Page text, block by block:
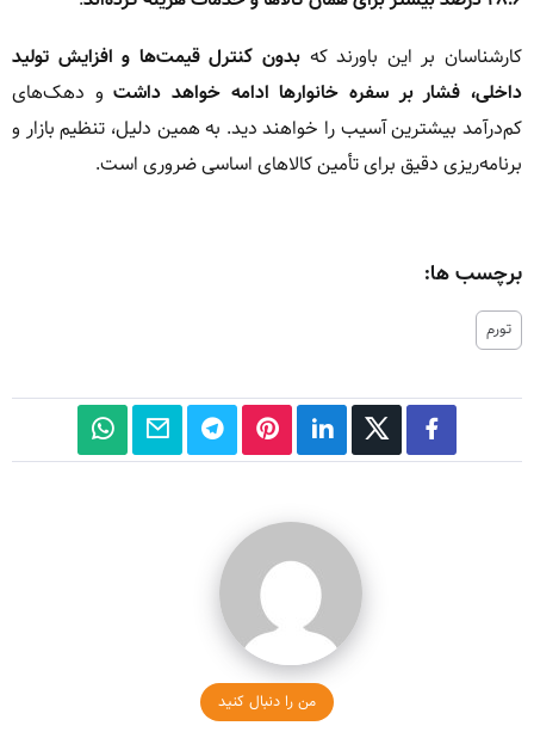
کارشناسان بر این باورند که بدون کنترل قیمت‌ها و افزایش تولید
داخلی، فشار بر سفره خانوارها ادامه خواهد داشتو دهک‌های
کم‌درآمد بیشترین آسیب را خواهند دید. به همین دلیل، تنظیم بازار و
برنامه‌ریزی دقیق برای تأمین کالاهای اساسی ضروری است.
برچسب ها:
تورم
من را دنبال کنید